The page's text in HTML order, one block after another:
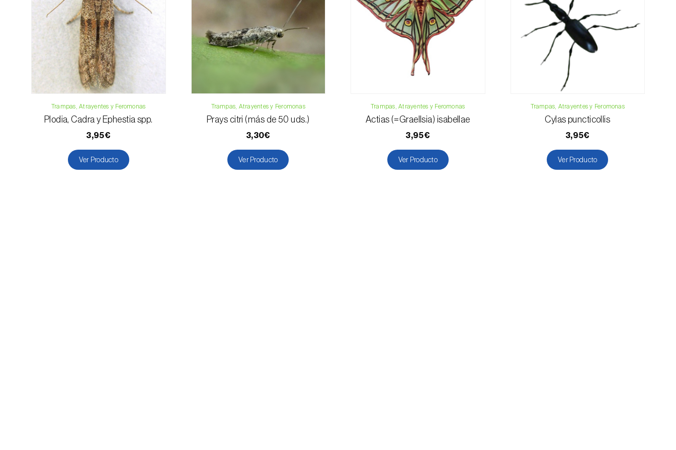
Trampas, Atrayentes y Feromonas
Plodia, Cadra y Ephestia spp.
3,95€
Ver Producto
Trampas, Atrayentes y Feromonas
Prays citri (más de 50 uds.)
3,30€
Ver Producto
Trampas, Atrayentes y Feromonas
Actias (=Graellsia) isabellae
3,95€
Ver Producto
Trampas, Atrayentes y Feromonas
Cylas puncticollis
3,95€
Ver Producto